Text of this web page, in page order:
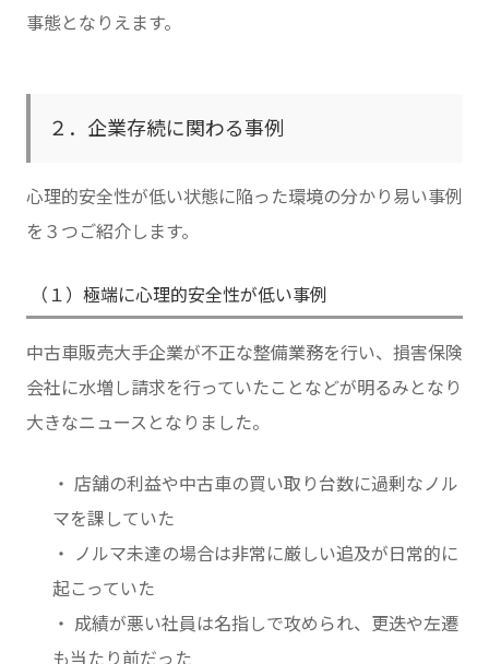
事態となりえます。
２．企業存続に関わる事例
心理的安全性が低い状態に陥った環境の分かり易い事例
を３つご紹介します。
（１）極端に心理的安全性が低い事例
中古車販売大手企業が不正な整備業務を行い、損害保険
会社に水増し請求を行っていたことなどが明るみとなり
大きなニュースとなりました。
・ 店舗の利益や中古車の買い取り台数に過剰なノル
マを課していた
・ ノルマ未達の場合は非常に厳しい追及が日常的に
起こっていた
・ 成績が悪い社員は名指しで攻められ、更迭や左遷
も当たり前だった